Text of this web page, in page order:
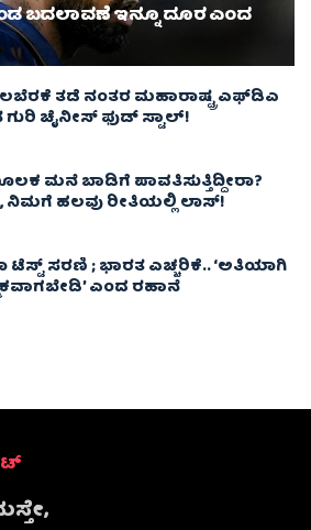
ಬದಲಾವಣೆ ಇನ್ನೂ ದೂರ ಎಂದ
ತಡೆ ನಂತರ ಮಹಾರಾಷ್ಟ್ರ ಎಫ್‌ಡಿಎ
ಚೈನೀಸ್ ಫುಡ್ ಸ್ಟಾಲ್‌!
ಮನೆ ಬಾಡಿಗೆ ಪಾವತಿಸುತ್ತಿದ್ದೀರಾ?
ನಿಮಗೆ ಹಲವು ರೀತಿಯಲ್ಲಿ ಲಾಸ್!
ಟೆಸ್ಟ್ ಸರಣಿ ; ಭಾರತ ಎಚ್ಚರಿಕೆ.. ‘ಅತಿಯಾಗಿ
ಎಂದ ರಹಾನೆ